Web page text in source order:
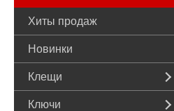
Хиты продаж
Новинки
Клещи
Ключи